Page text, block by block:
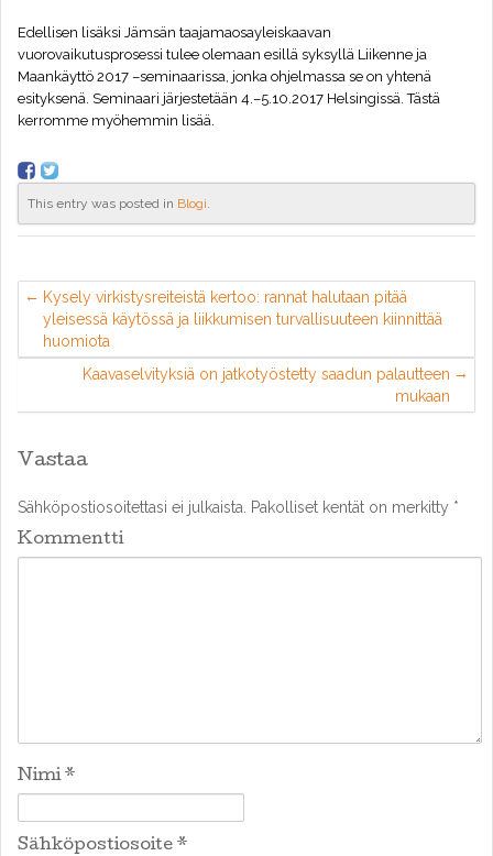
Edellisen lisäksi Jämsän taajamaosayleiskaavan
vuorovaikutusprosessi tulee olemaan esillä syksyllä Liikenne ja
Maankäyttö 2017 –seminaarissa, jonka ohjelmassa se on yhtenä
esityksenä. Seminaari järjestetään 4.–5.10.2017 Helsingissä. Tästä
kerromme myöhemmin lisää.
This entry was posted in Blogi.
Kysely virkistysreiteistä kertoo: rannat halutaan pitää
yleisessä käytössä ja liikkumisen turvallisuuteen kiinnittää
huomiota
Kaavaselvityksiä on jatkotyöstetty saadun palautteen
mukaan
Vastaa
Sähköpostiosoitettasi ei julkaista. Pakolliset kentät on merkitty *
Kommentti
Nimi*
Sähköpostiosoite *